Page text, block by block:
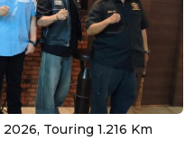
Touring 1.216 Km